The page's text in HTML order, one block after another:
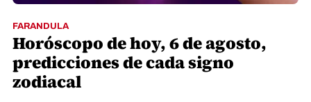
FARANDULA
Horóscopo de hoy, 6 de agosto,
predicciones de cada signo
zodiacal